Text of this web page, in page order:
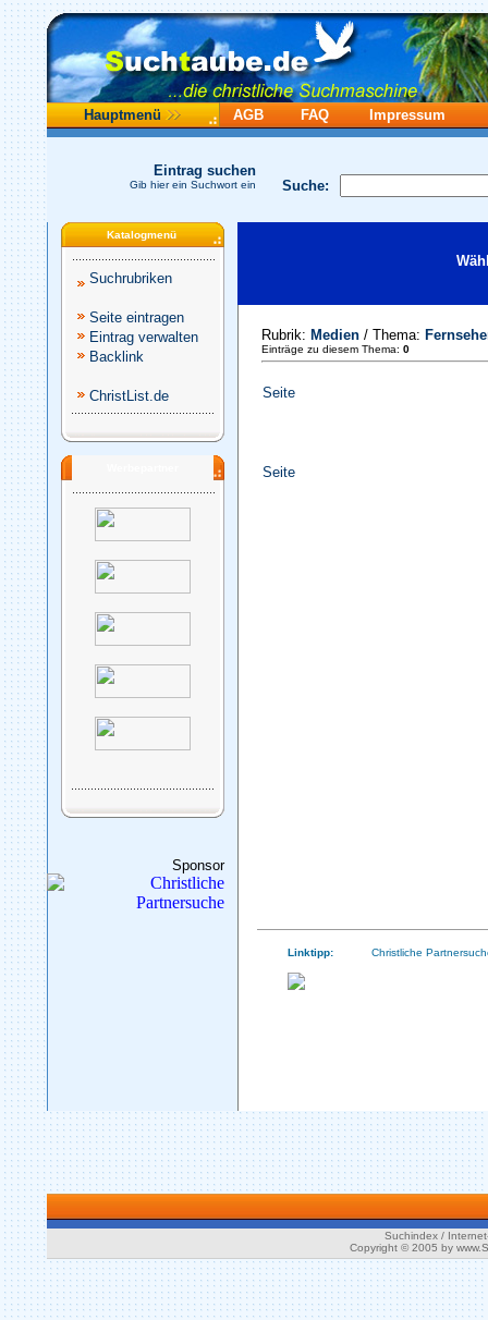
Hauptmenü AGB FAQ Impressum
Suche:
Eintrag suchen
Gib hier ein Suchwort ein
Katalogmenü
Suchrubriken
Seite eintragen
Eintrag verwalten
Backlink
ChristList.de
Sponsor
Rubrik: Medien/ Thema:
Einträge zu diesem Thema: 0
Seite
Seite
Linktipp: Christliche
Suchindex /
Copyright © 2005 by